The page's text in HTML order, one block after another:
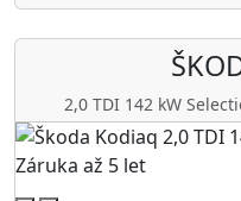
2,0 TDI 142 kW